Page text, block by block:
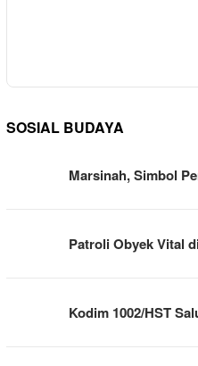
SOSIAL BUDAYA
Marsinah, Simbol
Patroli Obyek Vital
Kodim 1002/HST